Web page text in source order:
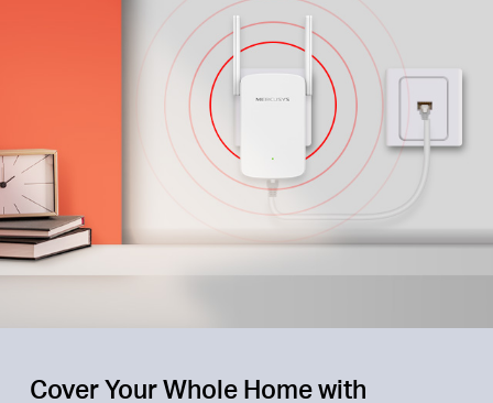
Cover Your Whole Home with